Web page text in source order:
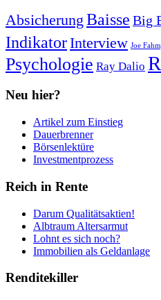
Absicherung Baisse Big
IndikatorInterview Joe
Psychologie Ray Dalio
Neu hier?
Artikel zum Einstieg
Dauerbrenner
Börsenlektüre
Investmentprozess
Reich in Rente
Darum Qualitätsaktien!
Albtraum Altersarmut
Lohnt es sich noch?
Immobilien als Geldanlage
Renditekiller